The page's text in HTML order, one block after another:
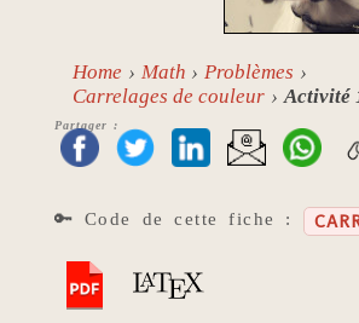
Home Math
Problèmes
Carrelages de couleur
Activité
Partager :
🔑 Code de cette fiche :